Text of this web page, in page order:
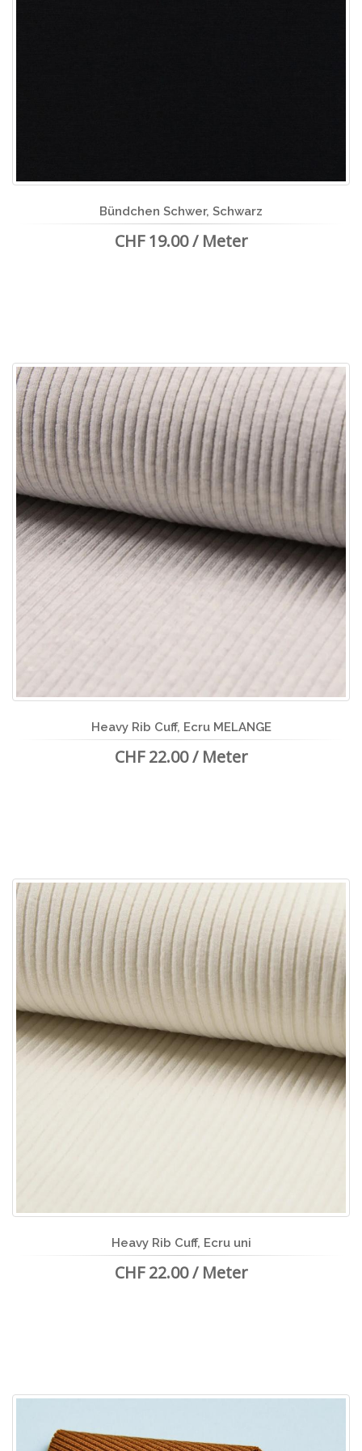
Bündchen Schwer, Schwarz
CHF 19.00 / Meter
Heavy Rib Cuff, Ecru MELANGE
CHF 22.00 / Meter
Heavy Rib Cuff, Ecru uni
CHF 22.00 / Meter